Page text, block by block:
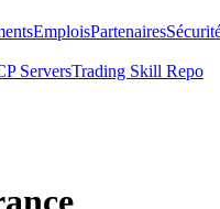
EmploisPartenaires
ServersTrading Skill Repo